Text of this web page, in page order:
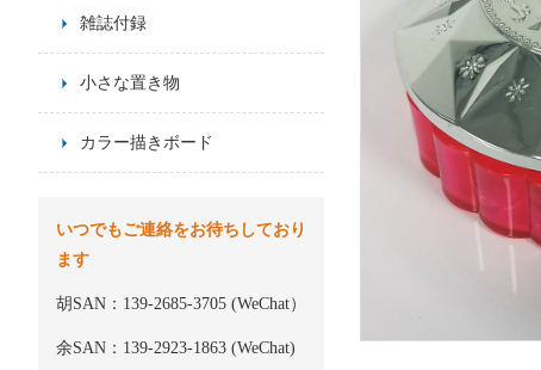
雑誌付録
小さな置き物
カラー描きボード
いつでもご連絡をお待ちしており
ます
胡SAN：139-2685-3705 (WeChat）
余SAN：139-2923-1863 (WeChat)